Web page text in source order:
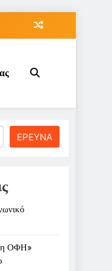
ΕΡΕΥΝΑ
ΟΦΗ»